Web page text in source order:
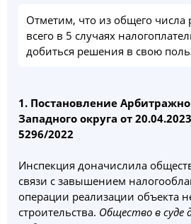
Отметим, что из общего числа
всего в 5 случаях
добиться решения в свою
1. Постановление
Западного округа от
5296/2022
Инспекция доначислила
связи с завышением
операции реализации объекта
строительства. Общество в суде